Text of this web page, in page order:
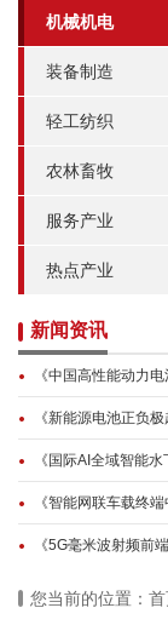
机械机电
装备制造
轻工纺织
农林畜牧
服务产业
热点产业
新闻资讯
《中国高性能动力
《新能源电池正负
《国际AI全域智能
《智能网联车载终
《5G毫米波射频前
您当前的位置：